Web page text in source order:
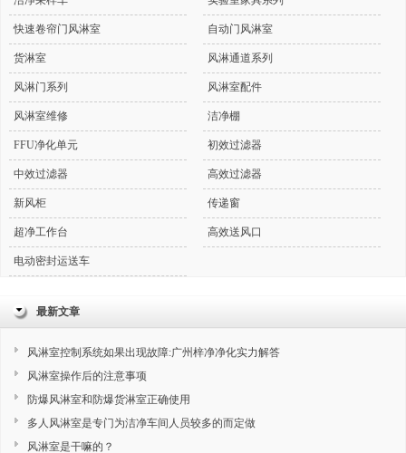
快速卷帘门风淋室 自动门风淋室
货淋室 风淋通道系列
风淋门系列 风淋室配件
风淋室维修 洁净棚
FFU净化单元 初效过滤器
中效过滤器 高效过滤器
新风柜 传递窗
超净工作台 高效送风口
电动密封运送车
最新文章
风淋室控制系统如果出现故障:广州梓净净化实力解答
风淋室操作后的注意事项
防爆风淋室和防爆货淋室正确使用
多人风淋室是专门为洁净车间人员较多的而定做
风淋室是干嘛的？